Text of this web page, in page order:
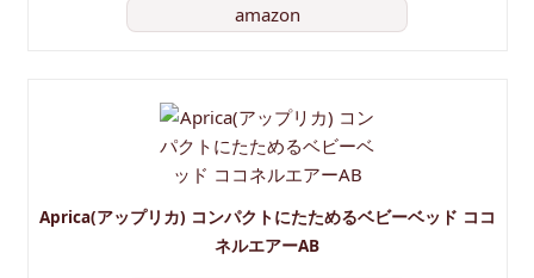
amazon
Aprica(アップリカ) コンパクトにたためるベビーベッド ココ
ネルエアーAB